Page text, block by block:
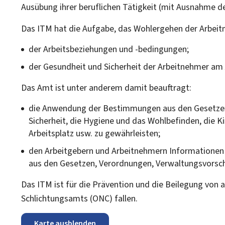
Ausübung ihrer beruflichen Tätigkeit (mit Ausnahme
Das ITM hat die Aufgabe, das Wohlergehen der
der Arbeitsbeziehungen und -bedingungen;
der Gesundheit und Sicherheit der Arbeitnehmer
Das Amt ist unter anderem damit beauftragt:
die Anwendung der Bestimmungen aus den
Sicherheit, die Hygiene und das Wohlbefinden, die
Arbeitsplatz usw. zu gewährleisten;
den Arbeitgebern und Arbeitnehmern
aus den Gesetzen, Verordnungen,
Das ITM ist für die Prävention und die Beilegung
Schlichtungsamts (ONC) fallen.